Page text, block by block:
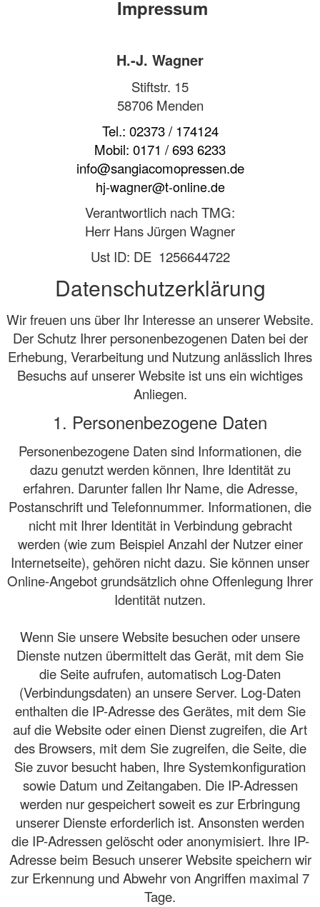
Impressum
H.-J. Wagner
Stiftstr. 15
58706 Menden
Tel.: 02373 / 174124
Mobil: 0171 / 693 6233
info@sangiacomopressen.de
hj-wagner@t-online.de
Verantwortlich nach TMG:
Herr Hans Jürgen Wagner
Ust ID: DE 1256644722
Datenschutzerklärung
Wir freuen uns über Ihr Interesse an unserer Website.
Der Schutz Ihrer personenbezogenen Daten bei der
Erhebung, Verarbeitung und Nutzung anlässlich Ihres
Besuchs auf unserer Website ist uns ein wichtiges
Anliegen.
1. Personenbezogene Daten
Personenbezogene Daten sind Informationen, die
dazu genutzt werden können, Ihre Identität zu
erfahren. Darunter fallen Ihr Name, die Adresse,
Postanschrift und Telefonnummer. Informationen, die
nicht mit Ihrer Identität in Verbindung gebracht
werden (wie zum Beispiel Anzahl der Nutzer einer
Internetseite), gehören nicht dazu. Sie können unser
Online-Angebot grundsätzlich ohne Offenlegung Ihrer
Identität nutzen.
Wenn Sie unsere Website besuchen oder unsere
Dienste nutzen übermittelt das Gerät, mit dem Sie
die Seite aufrufen, automatisch Log-Daten
(Verbindungsdaten) an unsere Server. Log-Daten
enthalten die IP-Adresse des Gerätes, mit dem Sie
auf die Website oder einen Dienst zugreifen, die Art
des Browsers, mit dem Sie zugreifen, die Seite, die
Sie zuvor besucht haben, Ihre Systemkonfiguration
sowie Datum und Zeitangaben. Die IP-Adressen
werden nur gespeichert soweit es zur Erbringung
unserer Dienste erforderlich ist. Ansonsten werden
die IP-Adressen gelöscht oder anonymisiert. Ihre IP-
Adresse beim Besuch unserer Website speichern wir
zur Erkennung und Abwehr von Angriffen maximal 7
Tage.